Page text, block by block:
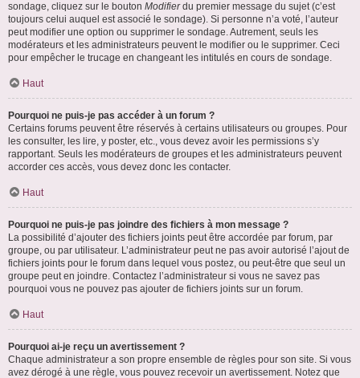
sondage, cliquez sur le bouton Modifierdu premier message du sujet (c’est
toujours celui auquel est associé le sondage). Si personne n’a voté, l’auteur
peut modifier une option ou supprimer le sondage. Autrement, seuls les
modérateurs et les administrateurs peuvent le modifier ou le supprimer. Ceci
pour empêcher le trucage en changeant les intitulés en cours de sondage.
Haut
Pourquoi ne puis-je pas accéder à un forum ?
Certains forums peuvent être réservés à certains utilisateurs ou groupes. Pour
les consulter, les lire, y poster, etc., vous devez avoir les permissions s’y
rapportant. Seuls les modérateurs de groupes et les administrateurs peuvent
accorder ces accès, vous devez donc les contacter.
Haut
Pourquoi ne puis-je pas joindre des fichiers à mon message ?
La possibilité d’ajouter des fichiers joints peut être accordée par forum, par
groupe, ou par utilisateur. L’administrateur peut ne pas avoir autorisé l’ajout de
fichiers joints pour le forum dans lequel vous postez, ou peut-être que seul un
groupe peut en joindre. Contactez l’administrateur si vous ne savez pas
pourquoi vous ne pouvez pas ajouter de fichiers joints sur un forum.
Haut
Pourquoi ai-je reçu un avertissement ?
Chaque administrateur a son propre ensemble de règles pour son site. Si vous
avez dérogé à une règle, vous pouvez recevoir un avertissement. Notez que